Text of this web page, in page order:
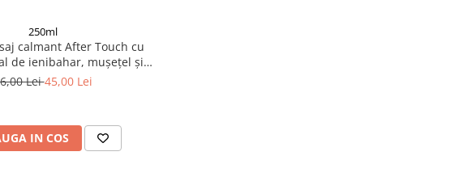
250ml
calmant After Touch cu
de ienibahar, mușețel și
roiniță
Lei45,00 Lei
IN COS